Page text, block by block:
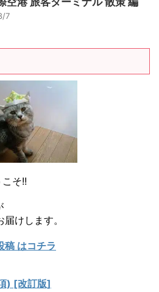
7
そ!!
けします。
稿 はコチラ
) [改訂版]